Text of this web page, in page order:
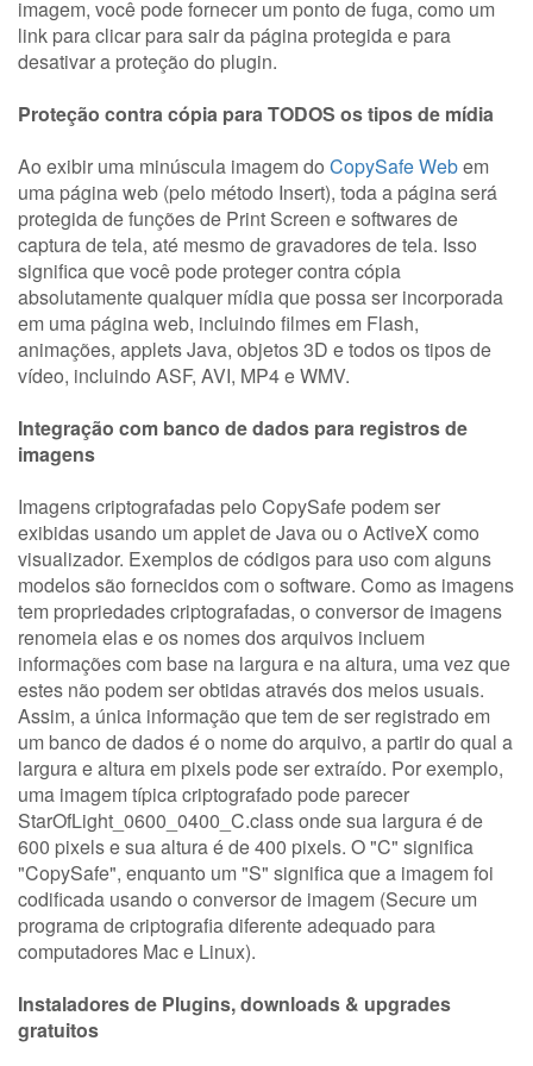
imagem, você pode fornecer um ponto de fuga, como um
link para clicar para sair da página protegida e para
desativar a proteção do plugin.
Proteção contra cópia para TODOS os tipos de mídia
Ao exibir uma minúscula imagem do CopySafe Webem
uma página web (pelo método Insert), toda a página será
protegida de funções de Print Screen e softwares de
captura de tela, até mesmo de gravadores de tela. Isso
significa que você pode proteger contra cópia
absolutamente qualquer mídia que possa ser incorporada
em uma página web, incluindo filmes em Flash,
animações, applets Java, objetos 3D e todos os tipos de
vídeo, incluindo ASF, AVI, MP4 e WMV.
Integração com banco de dados para registros de
imagens
Imagens criptografadas pelo CopySafe podem ser
exibidas usando um applet de Java ou o ActiveX como
visualizador. Exemplos de códigos para uso com alguns
modelos são fornecidos com o software. Como as imagens
tem propriedades criptografadas, o conversor de imagens
renomeia elas e os nomes dos arquivos incluem
informações com base na largura e na altura, uma vez que
estes não podem ser obtidas através dos meios usuais.
Assim, a única informação que tem de ser registrado em
um banco de dados é o nome do arquivo, a partir do qual a
largura e altura em pixels pode ser extraído. Por exemplo,
uma imagem típica criptografado pode parecer
StarOfLight_0600_0400_C.class onde sua largura é de
600 pixels e sua altura é de 400 pixels. O "C" significa
"CopySafe", enquanto um "S" significa que a imagem foi
codificada usando o conversor de imagem (Secure um
programa de criptografia diferente adequado para
computadores Mac e Linux).
Instaladores de Plugins, downloads & upgrades
gratuitos